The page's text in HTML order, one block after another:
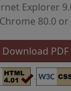
Explorer
Chrome 80.0 or
Download